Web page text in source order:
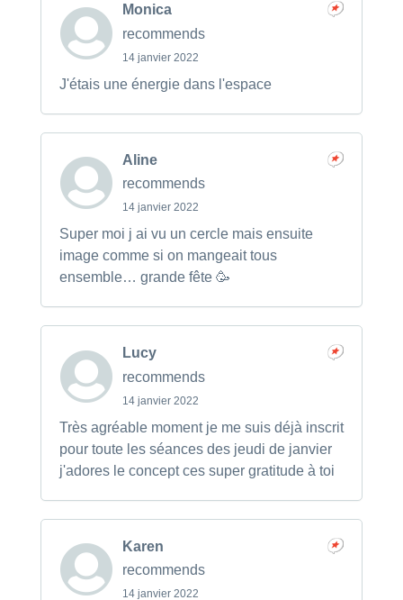
Monica
recommends
14 janvier 2022
J'étais une énergie dans l'espace
Aline
recommends
14 janvier 2022
Super moi j ai vu un cercle mais ensuite
image comme si on mangeait tous
ensemble… grande fête 🥳
Lucy
recommends
14 janvier 2022
Très agréable moment je me suis déjà inscrit
pour toute les séances des jeudi de janvier
j'adores le concept ces super gratitude à toi
Karen
recommends
14 janvier 2022